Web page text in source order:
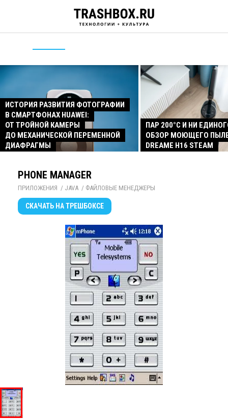
ИСТОРИЯ РАЗВИТИЯ ФОТОГРАФИИ
В СМАРТФОНАХ HUAWEI:
ОТ ТРОЙНОЙ КАМЕРЫ
ДО МЕХАНИЧЕСКОЙ ПЕРЕМЕННОЙ
ДИАФРАГМЫ
ПАР 200°C И НИ
ОБЗОР МОЮЩЕГО
DREAME H16 STEAM
PHONE MANAGER
ПРИЛОЖЕНИЯ / JAVA / ФАЙЛОВЫЕ МЕНЕДЖЕРЫ
СКАЧАТЬ НА ТРЕШБОКСЕ